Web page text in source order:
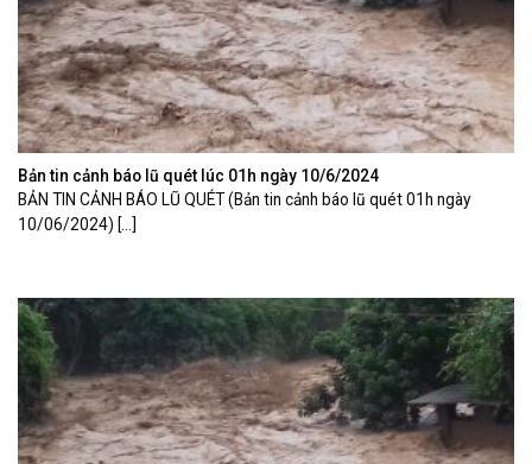
Bản tin cảnh báo lũ quét lúc 01h ngày 10/6/2024
BẢN TIN CẢNH BÁO LŨ QUÉT (Bản tin cảnh báo lũ quét 01h ngày
10/06/2024) [...]